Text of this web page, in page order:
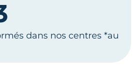
dans nos centres *au